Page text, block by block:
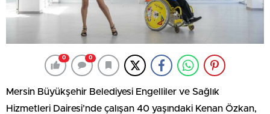
0 0
Mersin Büyükşehir Belediyesi Engelliler ve Sağlık
Hizmetleri Dairesi’nde çalışan 40 yaşındaki Kenan Özkan,